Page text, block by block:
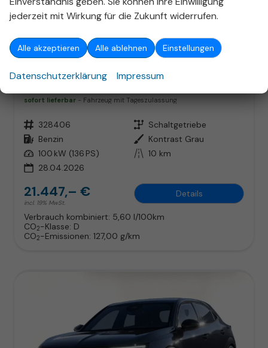
ab 137,– € mtl.
Opel Mokka
sofort lieferbar Fahrzeug mit Tageszulassung
Fahrzeugnr. 328406 Getriebe Schaltgetriebe
Kraftstoff Benzin Außenfarbe Kontrast Grau
Leistung 100 kW (136 PS) Kilometerstand 10 km
28.04.2026
21.447,– €
incl. 19% MwSt.
Details
Verbrauch kombiniert: 5,60 l/100km
CO2-Klasse: D
CO2-Emissionen: 127,00 g/km
jederzeit mit Wirkung für die Zukunft widerrufen.
Alle akzeptieren Alle ablehnen Einstellungen
Datenschutzerklärung Impressum